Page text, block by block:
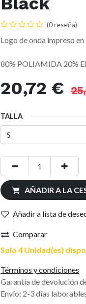
(0 reseña)
Logo de onda impreso
80% POLIAMIDA 20%
20,72 €
TALLA
AÑADIR A LA
Añadir a lista de
Comparar
Solo 4 Unidad(es)
Términos y condiciones
Garantía de devolución
Envío: 2-3 días